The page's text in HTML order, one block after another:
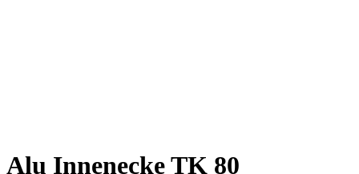
Alu Innenecke TK 80